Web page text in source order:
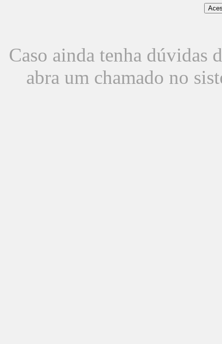
Caso ainda tenha dúvidas
abra um chamado no